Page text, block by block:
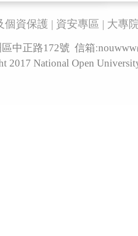
個資保護 | 資安專區 | 大專
中正路172號 信箱:
National Open